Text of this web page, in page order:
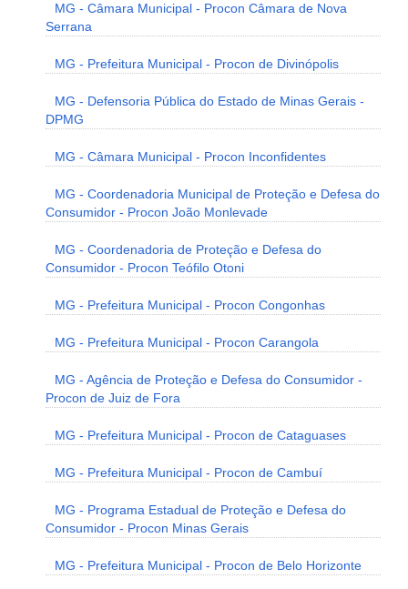
MG - Câmara Municipal - Procon Câmara de Nova
Serrana
MG - Prefeitura Municipal - Procon de Divinópolis
MG - Defensoria Pública do Estado de Minas Gerais -
DPMG
MG - Câmara Municipal - Procon Inconfidentes
MG - Coordenadoria Municipal de Proteção e Defesa do
Consumidor - Procon João Monlevade
MG - Coordenadoria de Proteção e Defesa do
Consumidor - Procon Teófilo Otoni
MG - Prefeitura Municipal - Procon Congonhas
MG - Prefeitura Municipal - Procon Carangola
MG - Agência de Proteção e Defesa do Consumidor -
Procon de Juiz de Fora
MG - Prefeitura Municipal - Procon de Cataguases
MG - Prefeitura Municipal - Procon de Cambuí
MG - Programa Estadual de Proteção e Defesa do
Consumidor - Procon Minas Gerais
MG - Prefeitura Municipal - Procon de Belo Horizonte